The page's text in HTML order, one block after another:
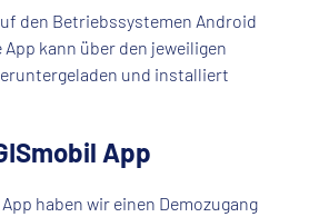
den Betriebssystemen Android
App kann über den jeweiligen
und installiert
App
haben wir einen Demozugang